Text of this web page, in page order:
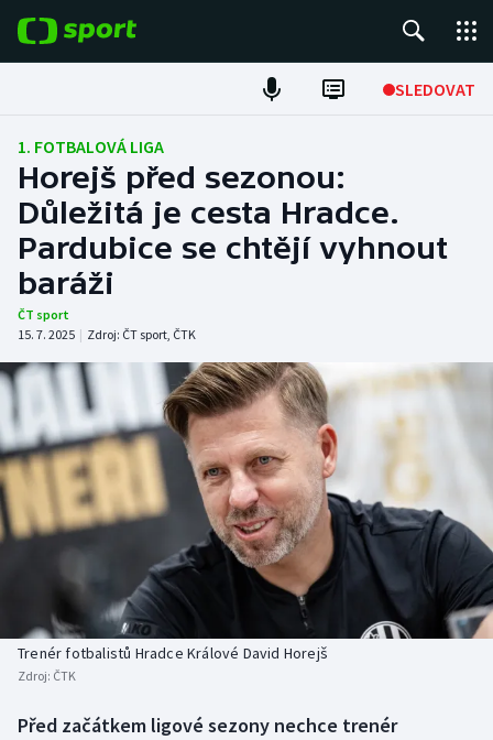
SLEDOVAT
Fotbal
Hokej
Tenis
Atletika
DALŠÍ SPORTY
Americký fotbal
Baseball a softbal
Biatlon
Boby a skeleton
Box
NEPŘEHLÉDNĚTE
Soutěže
Historické návraty
Aplikace ČT sport
AZ kvíz
1. FOTBALOVÁ LIGA
Horejš před sezonou:
Důležitá je cesta Hradce.
Pardubice se chtějí vyhnout
baráži
ČT sport
15. 7. 2025 | Zdroj: ČT sport, ČTK
Trenér fotbalistů Hradce Králové David Horejš
Zdroj: ČTK
Před začátkem ligové sezony nechce trenér